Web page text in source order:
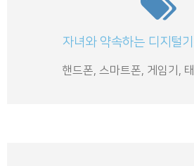
자녀와 약속하는 디지털
핸드폰, 스마트폰, 게임기 ,